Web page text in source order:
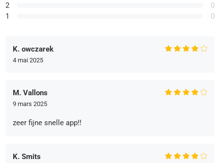
2
1
0
0
K. owczarek
4 mai 2025
M. Vallons
9 mars 2025
zeer fijne snelle app!!
K. Smits